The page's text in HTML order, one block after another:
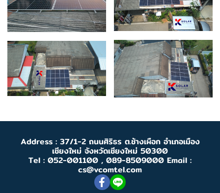
Address : 37/1-2 ถนนศิริธร ต.ช้างเผือก อำเภอเมือง
เชียงใหม่ จังหวัดเชียงใหม่ 50300
Tel : 052-001100 , 089-8509000 Email :
cs@vcomtel.com